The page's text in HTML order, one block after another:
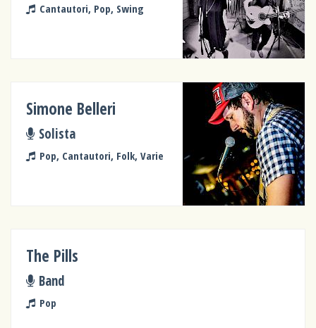
Cantautori, Pop, Swing
Simone Belleri
Solista
Pop, Cantautori, Folk, Varie
The Pills
Band
Pop